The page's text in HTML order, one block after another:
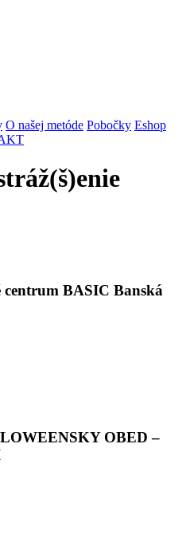
O našej metóde Pobočky Eshop
centrum BASIC Banská
OBED –